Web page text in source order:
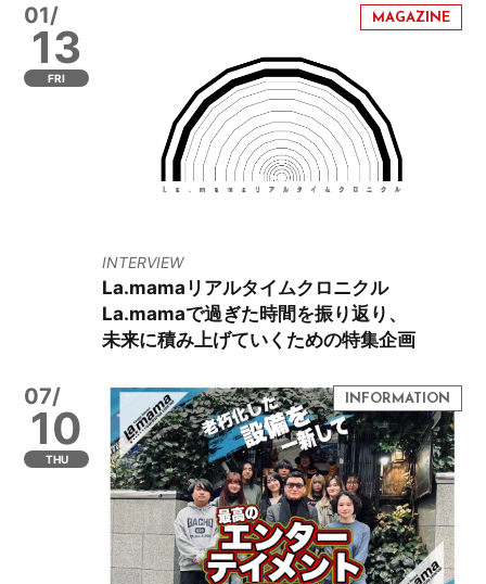
01/
13
FRI
INTERVIEW
La.mamaリアルタイムクロニクル
La.mamaで過ぎた時間を振り返り、
未来に積み上げていくための特集企画
07/
10
THU